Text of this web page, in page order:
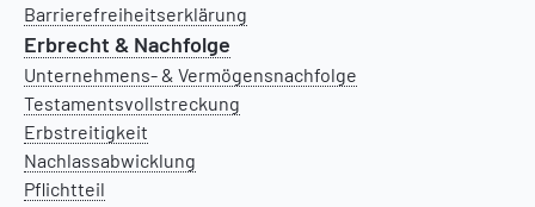
Barrierefreiheitserklärung
Erbrecht & Nachfolge
Unternehmens- & Vermögensnachfolge
Testamentsvollstreckung
Erbstreitigkeit
Nachlassabwicklung
Pflichtteil